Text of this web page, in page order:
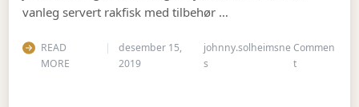
vanleg servert rakfisk med tilbehør …
READ
MORE
desember 15,
2019
johnny.solheimsne
s
Commen
ton